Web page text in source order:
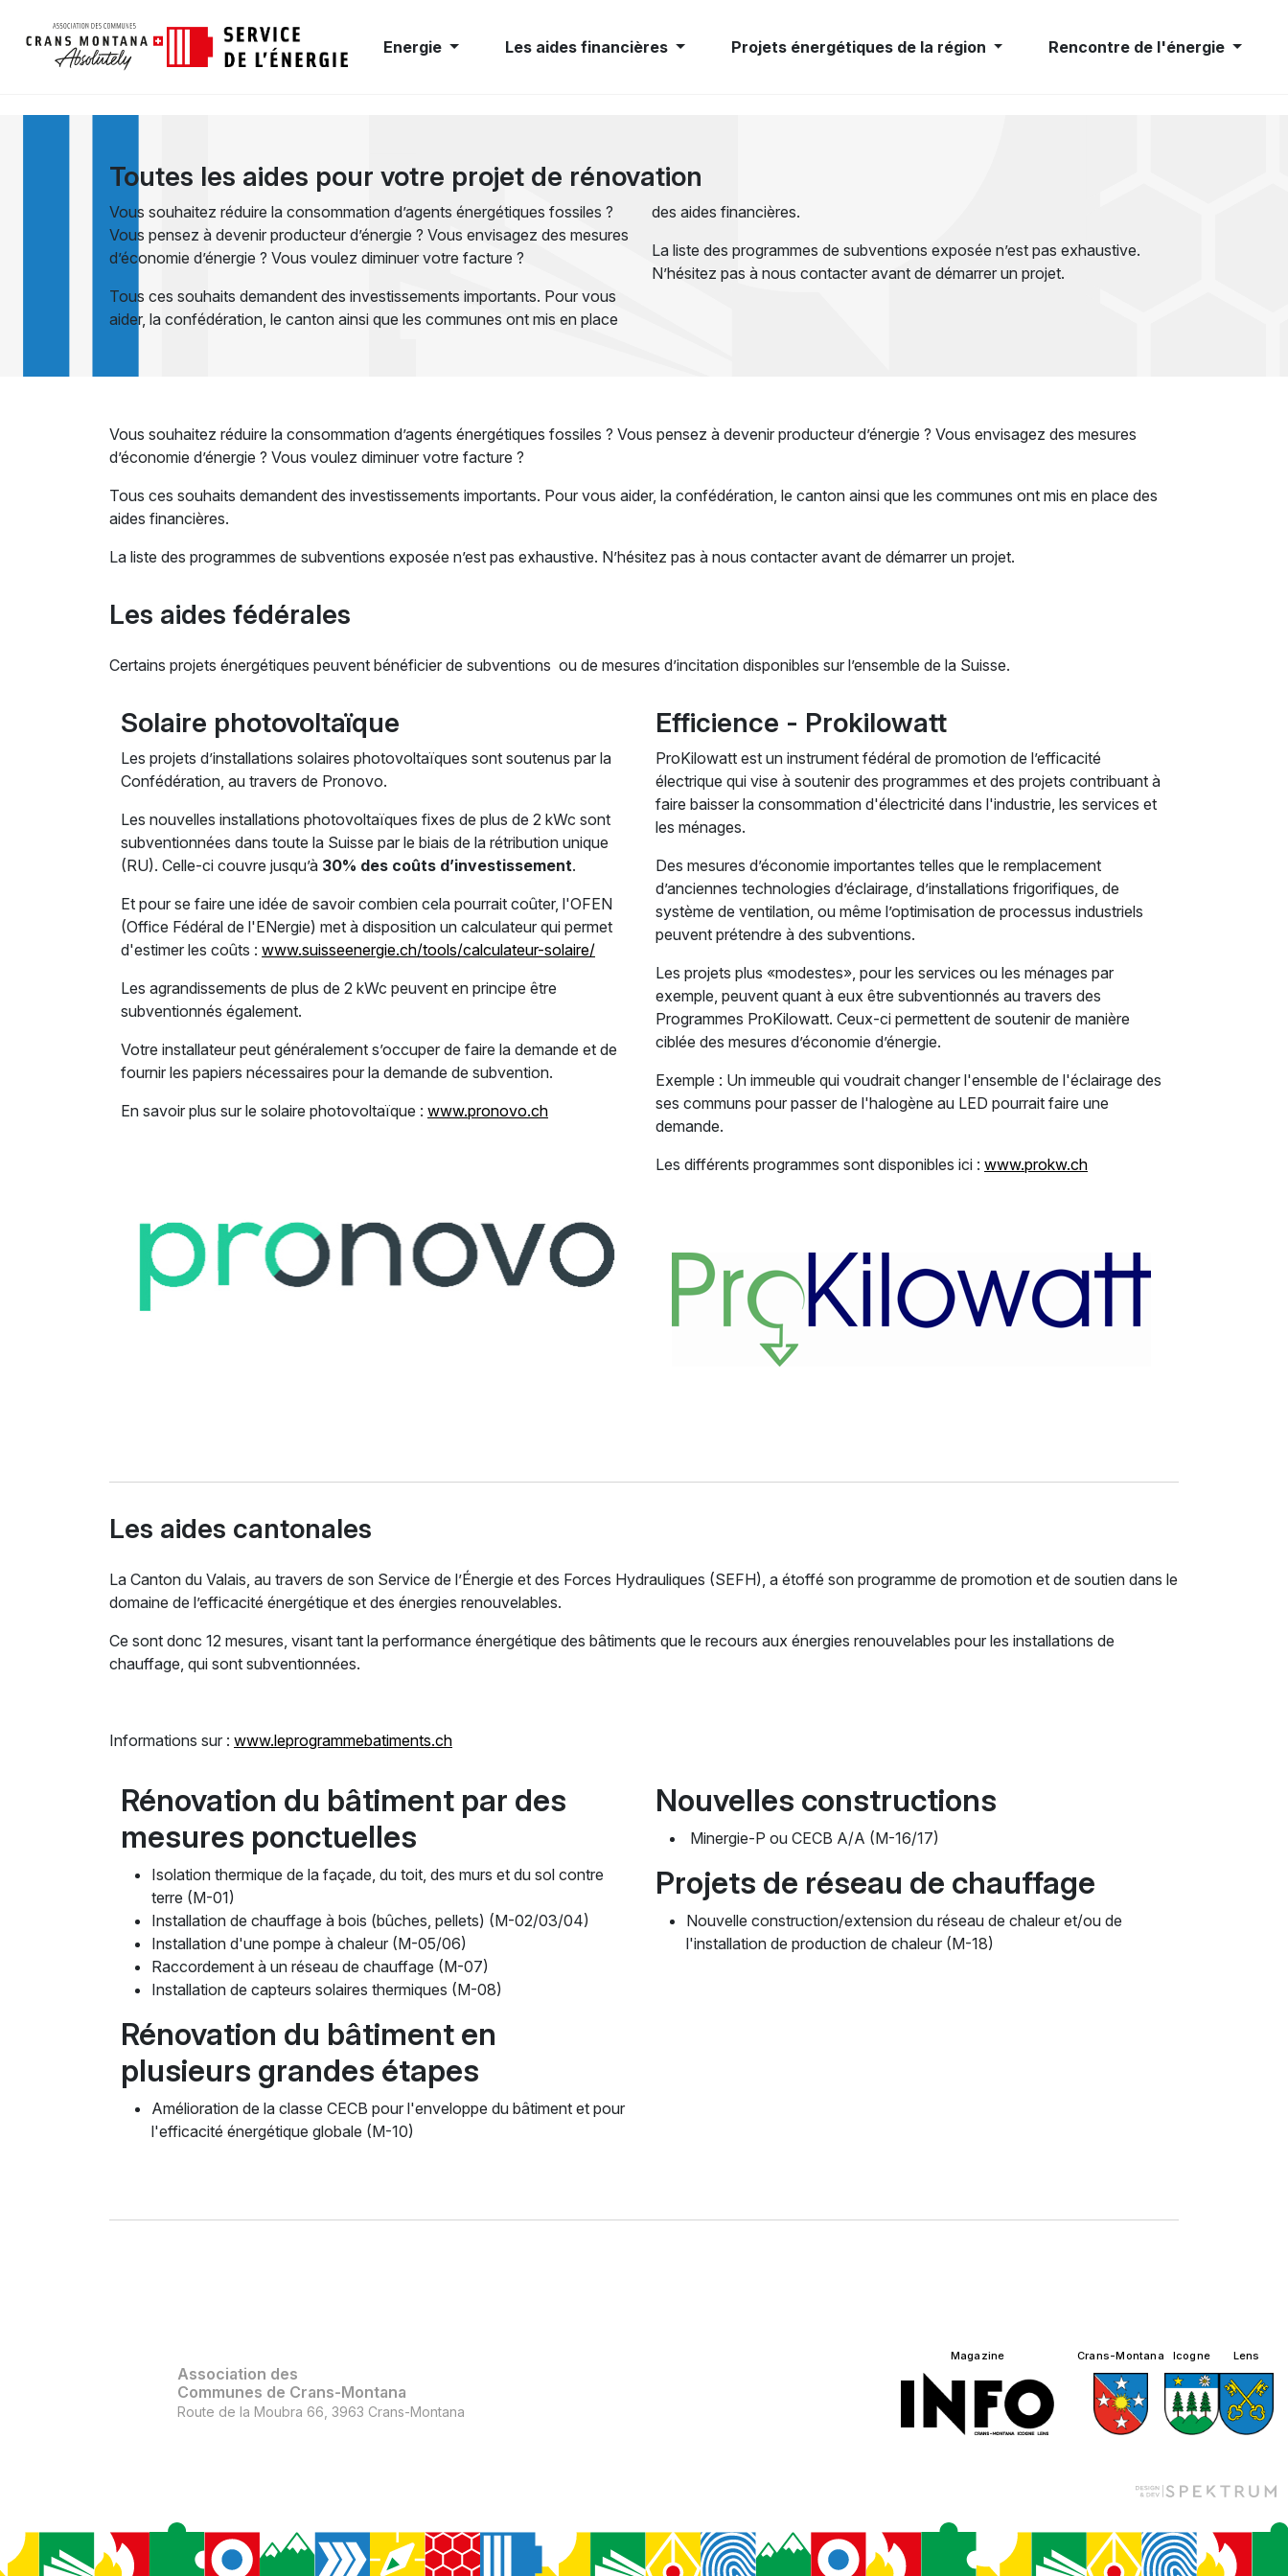
Energie Les aides financières Projets énergétiques de la région Rencontre de l'énergie
Toutes les aides pour votre projet de rénovation
Vous souhaitez réduire la consommation d’agents énergétiques fossiles ?
Vous pensez à devenir producteur d’énergie ? Vous envisagez des mesures
d’économie d’énergie ? Vous voulez diminuer votre facture ?
Tous ces souhaits demandent des investissements importants. Pour vous
aider, la confédération, le canton ainsi que les communes ont mis en place
des aides financières.
La liste des programmes de subventions exposée n’est pas exhaustive.
N’hésitez pas à nous contacter avant de démarrer un projet.
Vous souhaitez réduire la consommation d’agents énergétiques fossiles ? Vous pensez à devenir producteur d’énergie ? Vous envisagez des mesures
d’économie d’énergie ? Vous voulez diminuer votre facture ?
Tous ces souhaits demandent des investissements importants. Pour vous aider, la confédération, le canton ainsi que les communes ont mis en place des
aides financières.
La liste des programmes de subventions exposée n’est pas exhaustive. N’hésitez pas à nous contacter avant de démarrer un projet.
Les aides fédérales
Certains projets énergétiques peuvent bénéficier de subventions ou de mesures d’incitation disponibles sur l’ensemble de la Suisse.
Solaire photovoltaïque
Les projets d’installations solaires photovoltaïques sont soutenus par la
Confédération, au travers de Pronovo.
Les nouvelles installations photovoltaïques fixes de plus de 2 kWc sont
subventionnées dans toute la Suisse par le biais de la rétribution unique
(RU). Celle-ci couvre jusqu’à 30% des coûts d’investissement.
Et pour se faire une idée de savoir combien cela pourrait coûter, l'OFEN
(Office Fédéral de l'ENergie) met à disposition un calculateur qui permet
d'estimer les coûts : www.suisseenergie.ch/tools/calculateur-solaire/
Les agrandissements de plus de 2 kWc peuvent en principe être
subventionnés également.
Votre installateur peut généralement s’occuper de faire la demande et de
fournir les papiers nécessaires pour la demande de subvention.
En savoir plus sur le solaire photovoltaïque : www.pronovo.ch
Efficience - Prokilowatt
ProKilowatt est un instrument fédéral de promotion de l’efficacité
électrique qui vise à soutenir des programmes et des projets contribuant à
faire baisser la consommation d'électricité dans l'industrie, les services et
les ménages.
Des mesures d’économie importantes telles que le remplacement
d’anciennes technologies d’éclairage, d’installations frigorifiques, de
système de ventilation, ou même l’optimisation de processus industriels
peuvent prétendre à des subventions.
Les projets plus «modestes», pour les services ou les ménages par
exemple, peuvent quant à eux être subventionnés au travers des
Programmes ProKilowatt. Ceux-ci permettent de soutenir de manière
ciblée des mesures d’économie d’énergie.
Exemple : Un immeuble qui voudrait changer l'ensemble de l'éclairage des
ses communs pour passer de l'halogène au LED pourrait faire une
demande.
Les différents programmes sont disponibles ici : www.prokw.ch
Les aides cantonales
La Canton du Valais, au travers de son Service de l’Énergie et des Forces Hydrauliques (SEFH), a étoffé son programme de promotion et de soutien dans le
domaine de l’efficacité énergétique et des énergies renouvelables.
Ce sont donc 12 mesures, visant tant la performance énergétique des bâtiments que le recours aux énergies renouvelables pour les installations de
chauffage, qui sont subventionnées.
Informations sur : www.leprogrammebatiments.ch
Rénovation du bâtiment par des
mesures ponctuelles
Isolation thermique de la façade, du toit, des murs et du sol contre
terre (M-01)
Installation de chauffage à bois (bûches, pellets) (M-02/03/04)
Installation d'une pompe à chaleur (M-05/06)
Raccordement à un réseau de chauffage (M-07)
Installation de capteurs solaires thermiques (M-08)
Rénovation du bâtiment en
plusieurs grandes étapes
Amélioration de la classe CECB pour l'enveloppe du bâtiment et pour
l'efficacité énergétique globale (M-10)
Nouvelles constructions
Minergie-P ou CECB A/A (M-16/17)
Projets de réseau de chauffage
Nouvelle construction/extension du réseau de chaleur et/ou de
l'installation de production de chaleur (M-18)
Association des
Communes de Crans-Montana
Route de la Moubra 66, 3963 Crans-Montana
Magazine Crans-Montana Icogne Lens